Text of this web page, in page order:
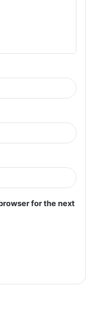
for the next